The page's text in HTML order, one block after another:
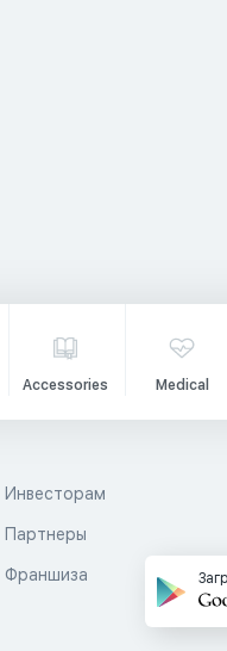
Accessories Medical
Инвесторам
Партнеры
Франшиза